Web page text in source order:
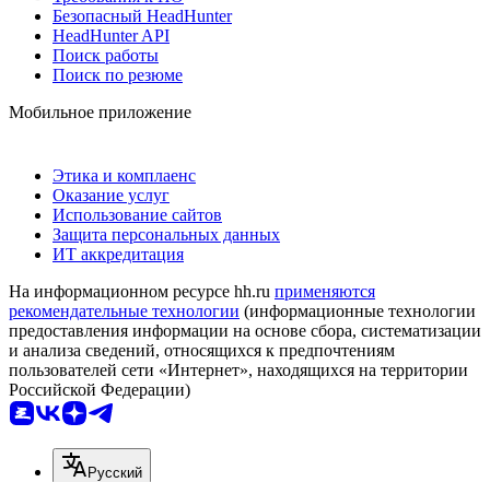
Безопасный HeadHunter
HeadHunter API
Поиск работы
Поиск по резюме
Мобильное приложение
Этика и комплаенс
Оказание услуг
Использование сайтов
Защита персональных данных
ИТ аккредитация
На информационном ресурсе hh.ru применяются
рекомендательные технологии (информационные технологии
предоставления информации на основе сбора, систематизации
и анализа сведений, относящихся к предпочтениям
пользователей сети «Интернет», находящихся на территории
Российской Федерации)
Русский